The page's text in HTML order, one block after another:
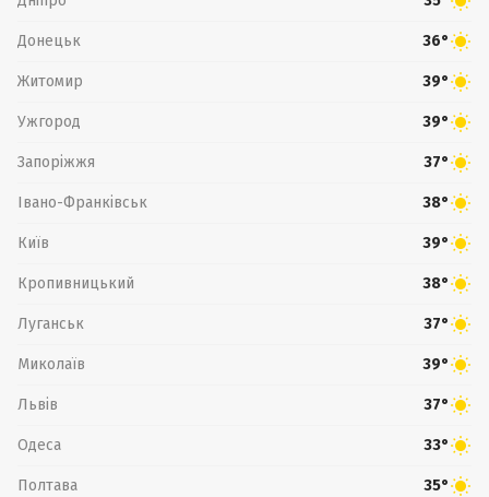
Донецьк 36°
Житомир 39°
Ужгород 39°
Запоріжжя 37°
Івано-Франківськ 38°
Київ 39°
Кропивницький 38°
Луганськ 37°
Миколаїв 39°
Львів 37°
Одеса 33°
Полтава 35°